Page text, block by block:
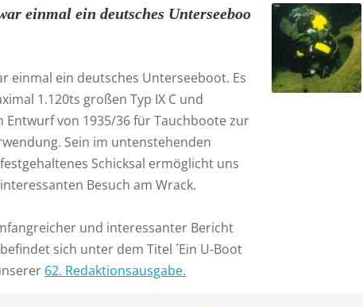
einmal ein deutsches Unterseeboo
einmal ein deutsches Unterseeboot. Es
1.120ts großen Typ IX C und
Entwurf von 1935/36 für Tauchboote zur
Sein im untenstehenden
Schicksal ermöglicht uns
Besuch am Wrack.
und interessanter Bericht
sich unter dem Titel ´Ein U-Boot
62. Redaktionsausgabe.